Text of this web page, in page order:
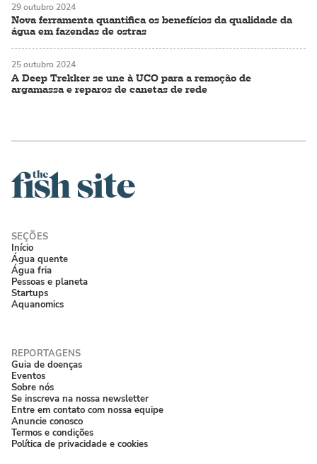
Nova ferramenta quantifica os benefícios da qualidade da
água em fazendas de ostras
29 outubro 2024
A Deep Trekker se une à UCO para a remoção de
argamassa e reparos de canetas de rede
25 outubro 2024
Início
Água quente
Água fria
Pessoas e planeta
Startups
Aquanomics
Guia de doenças
Eventos
Sobre nós
Se inscreva na nossa newsletter
Entre em contato com nossa equipe
Anuncie conosco
Termos e condições
Política de privacidade e cookies